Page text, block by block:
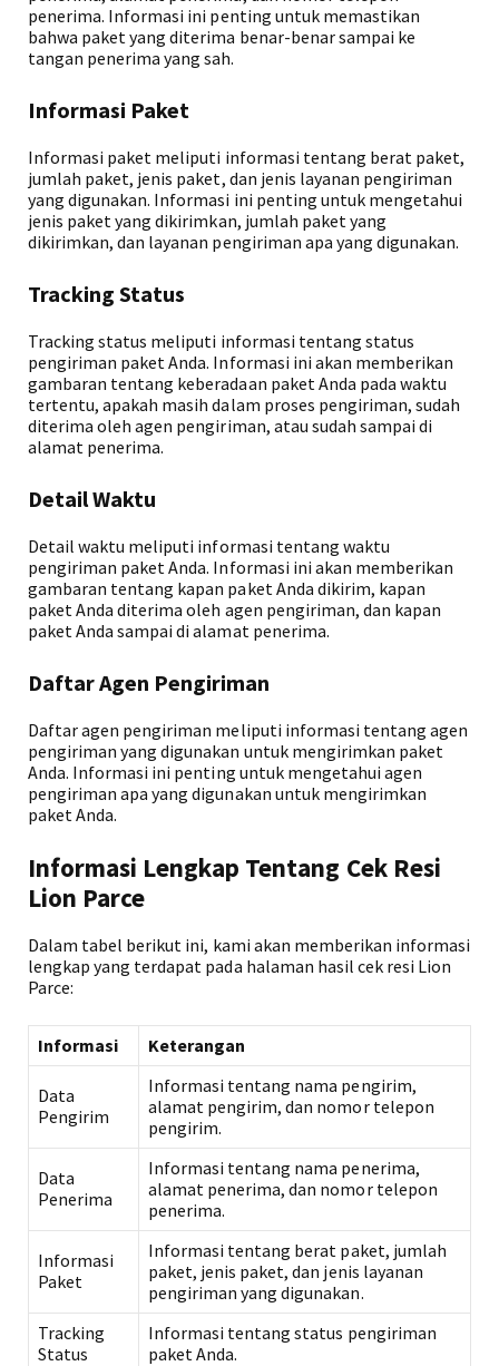
penerima. Informasi ini penting untuk memastikan
bahwa paket yang diterima benar-benar sampai ke
tangan penerima yang sah.
Informasi Paket
Informasi paket meliputi informasi tentang berat paket,
jumlah paket, jenis paket, dan jenis layanan pengiriman
yang digunakan. Informasi ini penting untuk mengetahui
jenis paket yang dikirimkan, jumlah paket yang
dikirimkan, dan layanan pengiriman apa yang digunakan.
Tracking Status
Tracking status meliputi informasi tentang status
pengiriman paket Anda. Informasi ini akan memberikan
gambaran tentang keberadaan paket Anda pada waktu
tertentu, apakah masih dalam proses pengiriman, sudah
diterima oleh agen pengiriman, atau sudah sampai di
alamat penerima.
Detail Waktu
Detail waktu meliputi informasi tentang waktu
pengiriman paket Anda. Informasi ini akan memberikan
gambaran tentang kapan paket Anda dikirim, kapan
paket Anda diterima oleh agen pengiriman, dan kapan
paket Anda sampai di alamat penerima.
Daftar Agen Pengiriman
Daftar agen pengiriman meliputi informasi tentang agen
pengiriman yang digunakan untuk mengirimkan paket
Anda. Informasi ini penting untuk mengetahui agen
pengiriman apa yang digunakan untuk mengirimkan
paket Anda.
Informasi Lengkap Tentang Cek Resi
Lion Parce
Dalam tabel berikut ini, kami akan memberikan informasi
lengkap yang terdapat pada halaman hasil cek resi Lion
Parce:
Informasi Keterangan
Data
Pengirim
Informasi tentang nama pengirim,
alamat pengirim, dan nomor telepon
pengirim.
Data
Penerima
Informasi tentang nama penerima,
alamat penerima, dan nomor telepon
penerima.
Informasi
Paket
Informasi tentang berat paket, jumlah
paket, jenis paket, dan jenis layanan
pengiriman yang digunakan.
Tracking
Status
Informasi tentang status pengiriman
paket Anda.